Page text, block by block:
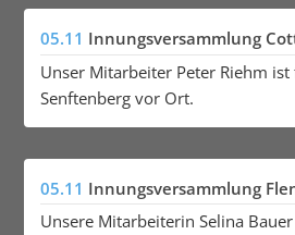
05.11 Innungsversammlung
Unser Mitarbeiter Peter Riehm ist
Senftenberg vor Ort.
05.11 Innungsversammlung
Unsere Mitarbeiterin Selina